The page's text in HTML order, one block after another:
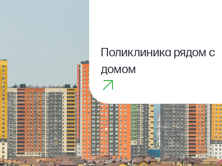
Поликлиника рядом с
домом